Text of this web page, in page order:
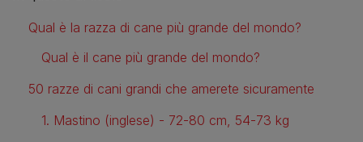
Qual è la razza di cane più grande del mondo?
Qual è il cane più grande del mondo?
50 razze di cani grandi che amerete sicuramente
1. Mastino (inglese) - 72-80 cm, 54-73 kg